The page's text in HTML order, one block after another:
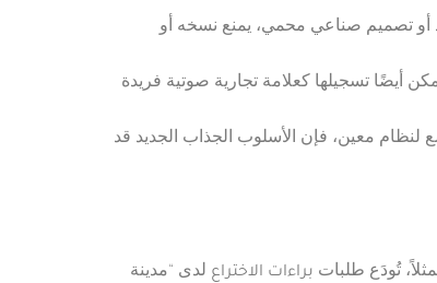
أو تصميم صناعي محمي، يمنع نسخه أو
أيضًا تسجيلها كعلامة تجارية صوتية فريدة
معين، فإن الأسلوب الجذاب الجديد قد
براءات الاختراع لدى “مدينة